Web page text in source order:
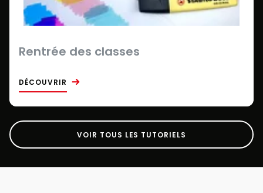
Rentrée des classes
DÉCOUVRIR
VOIR TOUS LES TUTORIELS